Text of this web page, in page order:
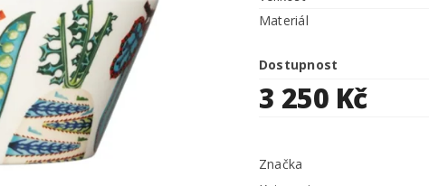
Materiál
Dostupnost
3 250 Kč
Značka